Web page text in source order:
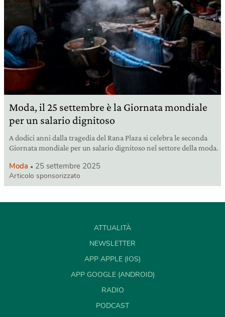
Moda, il 25 settembre è la Giornata mondiale
per un salario dignitoso
A dodici anni dalla tragedia del Rana Plaza si celebra le seconda
Giornata mondiale per un salario dignitoso nel settore della moda.
Moda 25 settembre 2025
Articolo sponsorizzato
ATTUALITÀ
NEWSLETTER
APP APPLE (IOS)
APP GOOGLE (ANDROID)
RADIO
PODCAST